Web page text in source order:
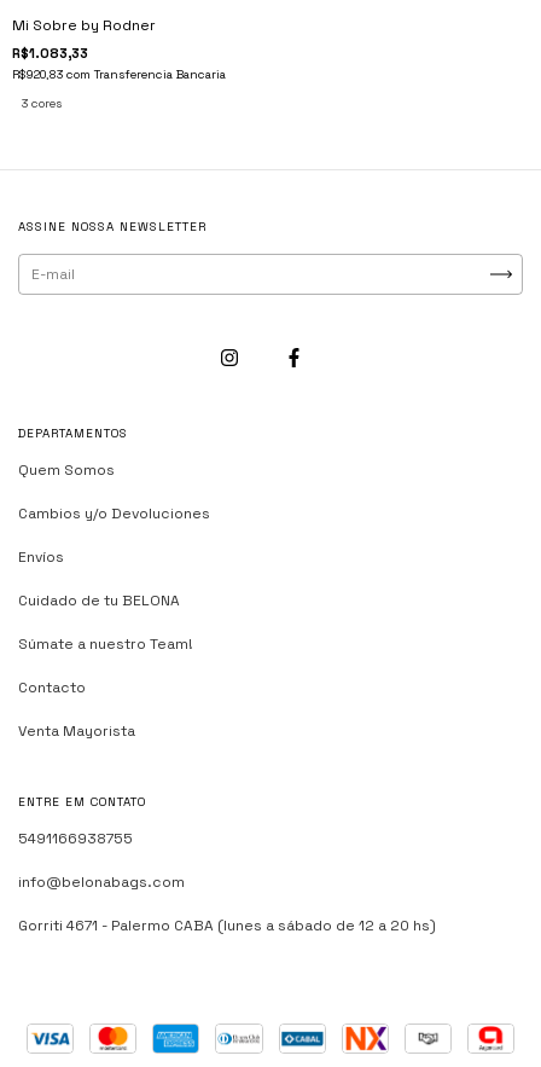
Mi Sobre by Rodner
R$1.083,33
R$920,83 com Transferencia Bancaria
3 cores
ASSINE NOSSA NEWSLETTER
DEPARTAMENTOS
Quem Somos
Cambios y/o Devoluciones
Envíos
Cuidado de tu BELONA
Súmate a nuestro Team!
Contacto
Venta Mayorista
ENTRE EM CONTATO
5491166938755
info@belonabags.com
Gorriti 4671 - Palermo CABA (lunes a sábado de 12 a 20 hs)